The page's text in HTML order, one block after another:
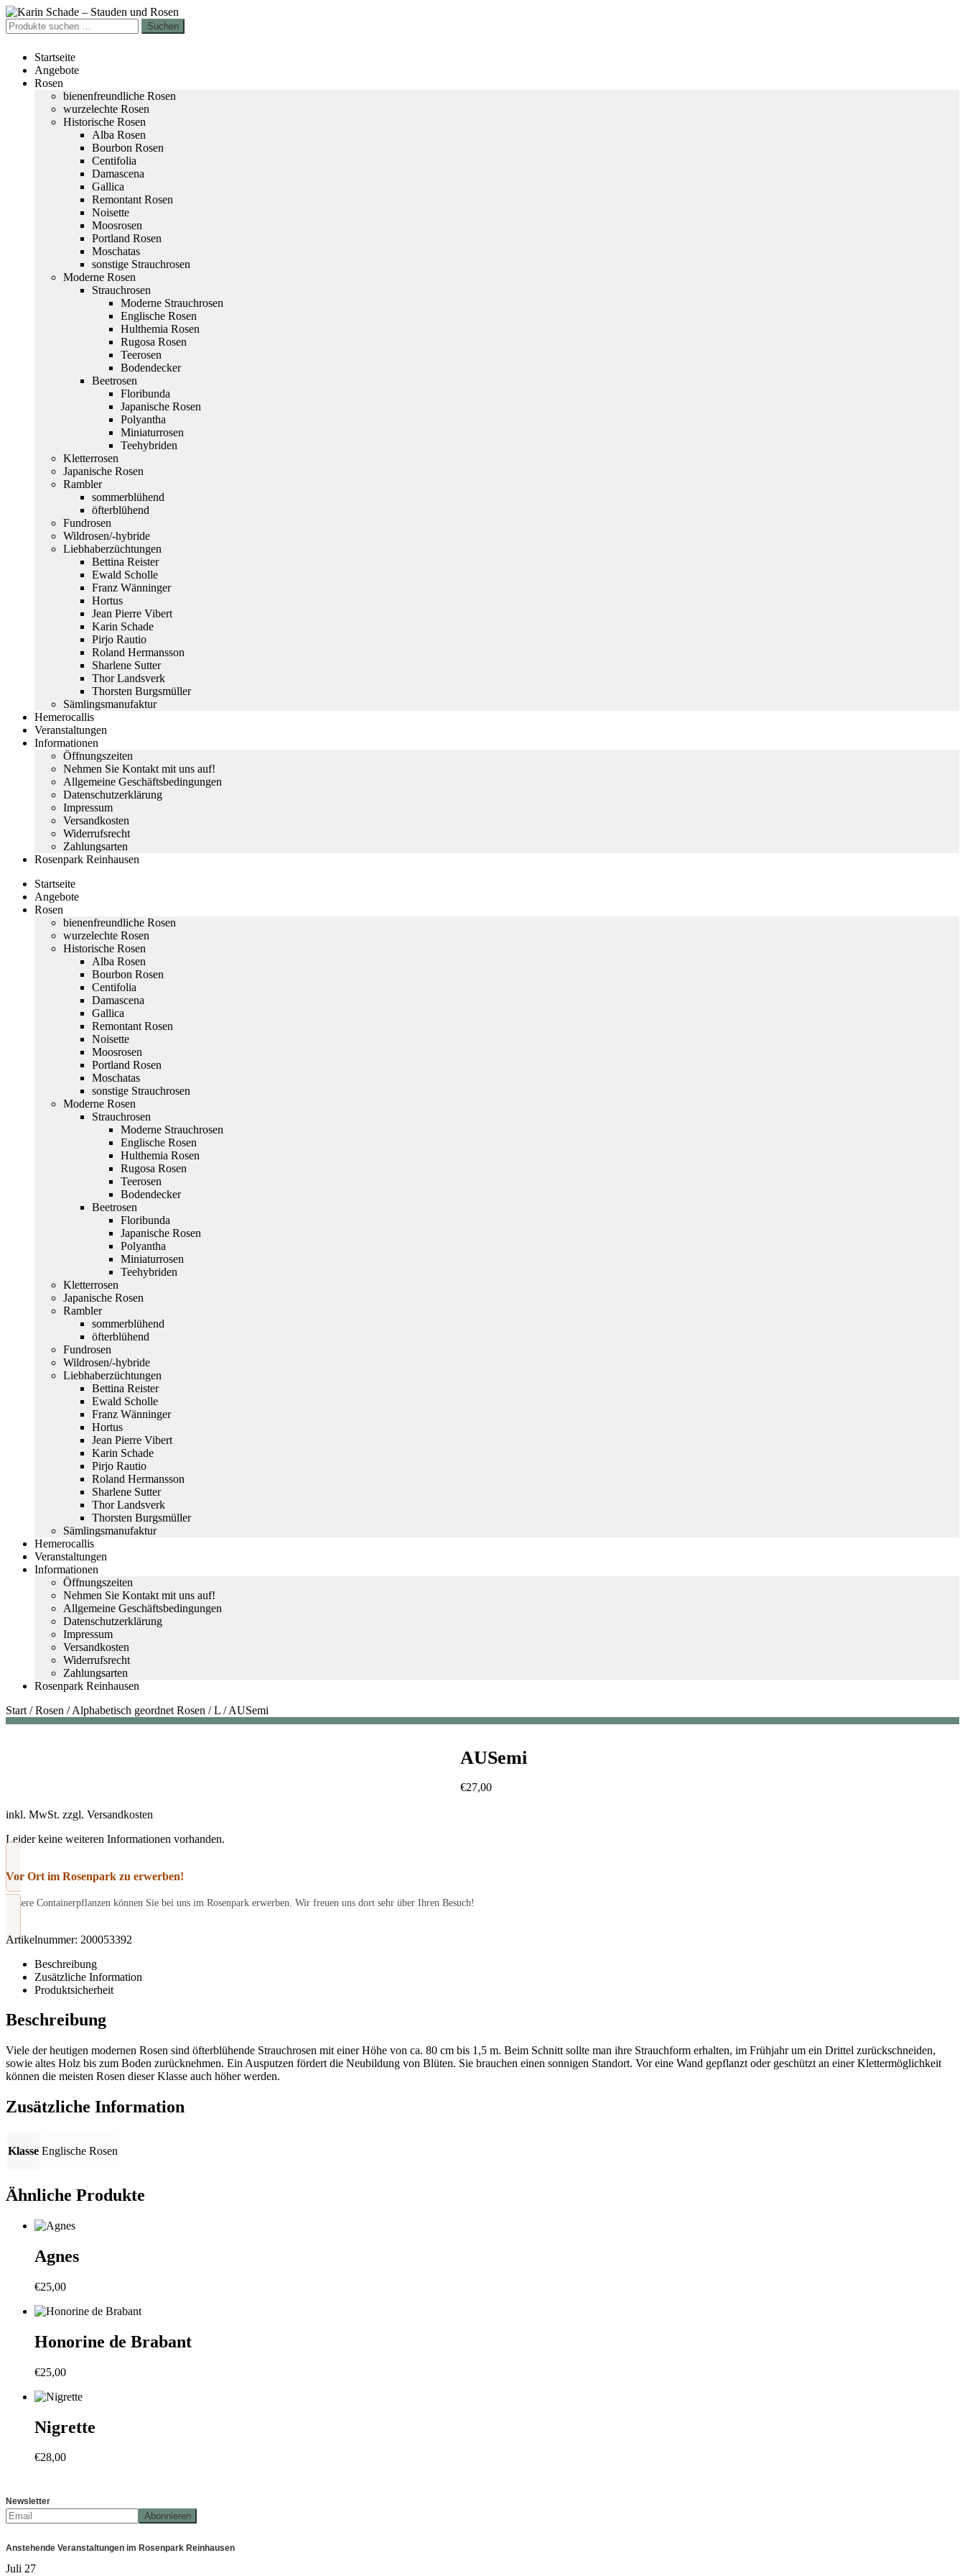
Zur
Navigation
springen
Zum
Inhalt
springen
Suchen
nach:
Suchen
Startseite
Angebote
Rosen
bienenfreundliche Rosen
wurzelechte Rosen
Historische Rosen
Alba Rosen
Bourbon Rosen
Centifolia
Damascena
Gallica
Remontant Rosen
Noisette
Moosrosen
Portland Rosen
Moschatas
sonstige Strauchrosen
Moderne Rosen
Strauchrosen
Moderne Strauchrosen
Englische Rosen
Hulthemia Rosen
Rugosa Rosen
Teerosen
Bodendecker
Beetrosen
Floribunda
Japanische Rosen
Polyantha
Miniaturrosen
Teehybriden
Kletterrosen
Japanische Rosen
Rambler
sommerblühend
öfterblühend
Fundrosen
Wildrosen/-hybride
Liebhaberzüchtungen
Bettina Reister
Ewald Scholle
Franz Wänninger
Hortus
Jean Pierre Vibert
Karin Schade
Pirjo Rautio
Roland Hermansson
Sharlene Sutter
Thor Landsverk
Thorsten Burgsmüller
Sämlingsmanufaktur
Hemerocallis
Veranstaltungen
Informationen
Öffnungszeiten
Nehmen Sie Kontakt mit uns auf!
Allgemeine Geschäftsbedingungen
Datenschutzerklärung
Impressum
Versandkosten
Widerrufsrecht
Zahlungsarten
Rosenpark Reinhausen
Startseite
Angebote
Rosen
bienenfreundliche Rosen
wurzelechte Rosen
Historische Rosen
Alba Rosen
Bourbon Rosen
Centifolia
Damascena
Gallica
Remontant Rosen
Noisette
Moosrosen
Portland Rosen
Moschatas
sonstige Strauchrosen
Moderne Rosen
Strauchrosen
Moderne Strauchrosen
Englische Rosen
Hulthemia Rosen
Rugosa Rosen
Teerosen
Bodendecker
Beetrosen
Floribunda
Japanische Rosen
Polyantha
Miniaturrosen
Teehybriden
Kletterrosen
Japanische Rosen
Rambler
sommerblühend
öfterblühend
Fundrosen
Wildrosen/-hybride
Liebhaberzüchtungen
Bettina Reister
Ewald Scholle
Franz Wänninger
Hortus
Jean Pierre Vibert
Karin Schade
Pirjo Rautio
Roland Hermansson
Sharlene Sutter
Thor Landsverk
Thorsten Burgsmüller
Sämlingsmanufaktur
Hemerocallis
Veranstaltungen
Informationen
Öffnungszeiten
Nehmen Sie Kontakt mit uns auf!
Allgemeine Geschäftsbedingungen
Datenschutzerklärung
Impressum
Versandkosten
Widerrufsrecht
Zahlungsarten
Rosenpark Reinhausen
Start /Rosen /Alphabetisch geordnet Rosen /L /AUSemi
AUSemi
€27,00
inkl. MwSt. zzgl. Versandkosten
Leider keine weiteren Informationen vorhanden.
Vor Ort im Rosenpark zu erwerben!
Unsere Containerpflanzen können Sie bei uns im Rosenpark erwerben. Wir freuen uns dort sehr über Ihren Besuch!
Artikelnummer: 200053392
Beschreibung
Zusätzliche Information
Produktsicherheit
Beschreibung
Viele der heutigen modernen Rosen sind öfterblühende Strauchrosen mit einer Höhe von ca. 80 cm bis 1,5 m. Beim Schnitt sollte man ihre Strauchform erhalten, im Frühjahr um ein Drittel zurückschneiden,
sowie altes Holz bis zum Boden zurücknehmen. Ein Ausputzen fördert die Neubildung von Blüten. Sie brauchen einen sonnigen Standort. Vor eine Wand gepflanzt oder geschützt an einer Klettermöglichkeit
können die meisten Rosen dieser Klasse auch höher werden.
Zusätzliche Information
Klasse Englische Rosen
Ähnliche Produkte
Agnes
€25,00
Honorine de Brabant
€25,00
Nigrette
€28,00
Newsletter
Anstehende Veranstaltungen im Rosenpark Reinhausen
Juli 27